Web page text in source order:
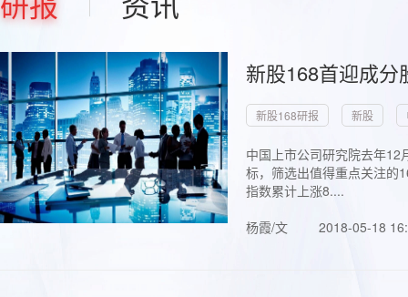
新股168首迎成
新股168研报 新股
中国上市公司研究院去年
标，筛选出值得重点关注的
指数累计上涨8....
杨霞/文
2018-05-18